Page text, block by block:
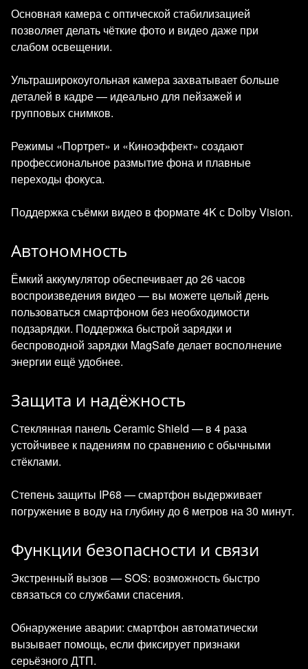
Основная камера с оптической стабилизацией
позволяет делать чёткие фото и видео даже при
слабом освещении.
Ультраширокоугольная камера захватывает больше
деталей в кадре — идеально для пейзажей и
групповых снимков.
Режимы «Портрет» и «Киноэффект» создают
профессиональное размытие фона и плавные
переходы фокуса.
Поддержка съёмки видео в формате 4K с Dolby Vision.
Автономность
Ёмкий аккумулятор обеспечивает до 26 часов
воспроизведения видео — вы можете целый день
пользоваться смартфоном без необходимости
подзарядки. Поддержка быстрой зарядки и
беспроводной зарядки MagSafe делает восполнение
энергии ещё удобнее.
Защита и надёжность
Стеклянная панель Ceramic Shield — в 4 раза
устойчивее к падениям по сравнению с обычными
стёклами.
Степень защиты IP68 — смартфон выдерживает
погружение в воду на глубину до 6 метров на 30 минут.
Функции безопасности и связи
Экстренный вызов — SOS: возможность быстро
связаться со службами спасения.
Обнаружение аварии: смартфон автоматически
вызывает помощь, если фиксирует признаки
серьёзного ДТП.